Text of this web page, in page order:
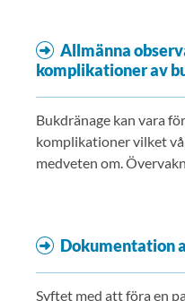
Allmänna
komplikationer av
Bukdränage kan vara
komplikationer vilket
medveten om.
Dokumentation
Syftet med att föra en